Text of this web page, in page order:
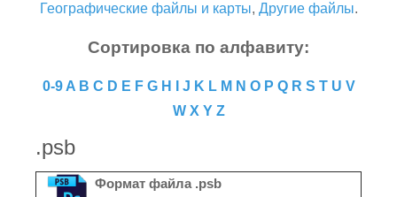
Географические файлы и карты, Другие файлы.
Сортировка по алфавиту:
0-9 A B C D E F G H J K L M N O P Q R S T U V
W X Y Z
.psb
Формат файла .psb